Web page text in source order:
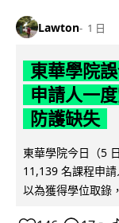
Lawton 1 日
東華學院
申請人一
防護缺失
東華學院今日（5
11,139 名課程申
以為獲得學位取錄